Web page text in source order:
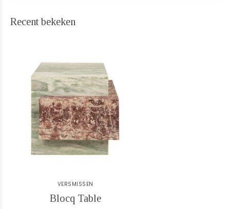
Recent bekeken
VERSMISSEN
Blocq Table